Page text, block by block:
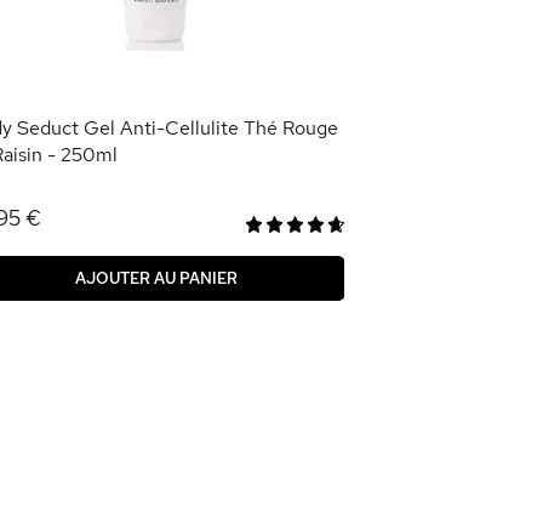
Seduct Gel Anti-Cellulite Thé Rouge
- 250ml
€
AJOUTER AU PANIER